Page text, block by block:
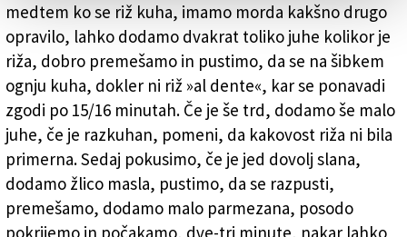
medtem ko se riž kuha, imamo morda kakšno drugo
opravilo, lahko dodamo dvakrat toliko juhe kolikor je
riža, dobro premešamo in pustimo, da se na šibkem
ognju kuha, dokler ni riž »al dente«, kar se ponavadi
zgodi po 15/16 minutah. Če je še trd, dodamo še malo
juhe, če je razkuhan, pomeni, da kakovost riža ni bila
primerna. Sedaj pokusimo, če je jed dovolj slana,
dodamo žlico masla, pustimo, da se razpusti,
premešamo, dodamo malo parmezana, posodo